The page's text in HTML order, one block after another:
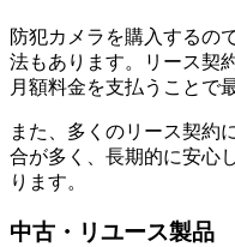
防犯カメラを購入するの
法もあります。リース契
月額料金を支払うことで
また、多くのリース契約
合が多く、長期的に安心
ります。
中古・リユース製品